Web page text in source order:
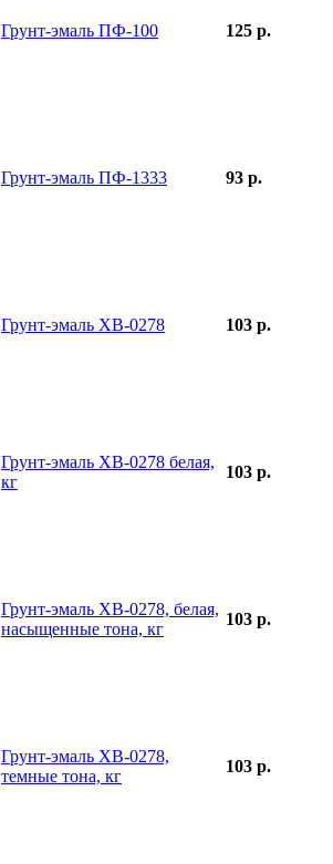
Грунт-эмаль ПФ-100 125 р.
Грунт-эмаль ПФ-1333 93 р.
Грунт-эмаль ХВ-0278 103 р.
Грунт-эмаль ХВ-0278 белая,
кг
103 р.
Грунт-эмаль ХВ-0278, белая,
насыщенные тона, кг
103 р.
Грунт-эмаль ХВ-0278,
темные тона, кг
103 р.